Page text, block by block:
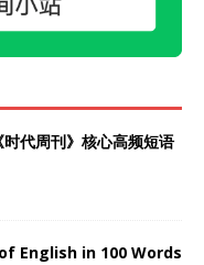
代周刊》核心高频短语
English in 100 Words